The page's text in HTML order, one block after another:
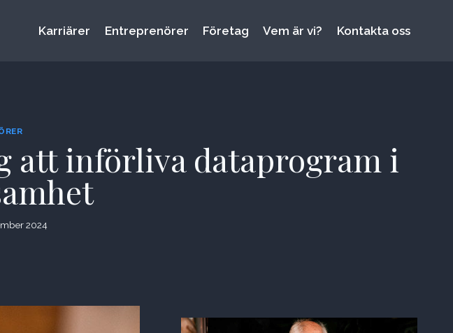
Karriärer Entreprenörer Företag Vem är vi? Kontakta oss
att införliva dataprogram i
2024